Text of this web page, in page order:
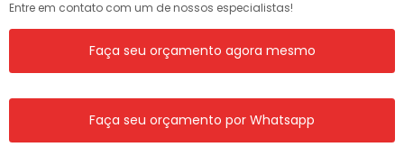
Entre em contato com um de nossos especialistas!
Faça seu orçamento agora mesmo
Faça seu orçamento por Whatsapp